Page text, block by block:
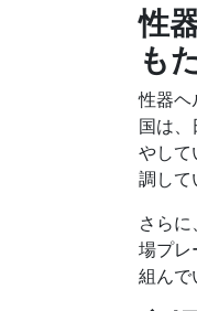
性
も
性器ヘ
国は
やして
調して
さら
場プレ
組んで